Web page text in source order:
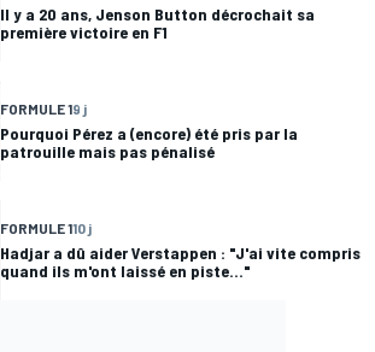
Il y a 20 ans, Jenson Button décrochait sa
première victoire en F1
FORMULE 19 j
Pourquoi Pérez a (encore) été pris par la
patrouille mais pas pénalisé
FORMULE 110 j
Hadjar a dû aider Verstappen : "J'ai vite compris
quand ils m'ont laissé en piste..."